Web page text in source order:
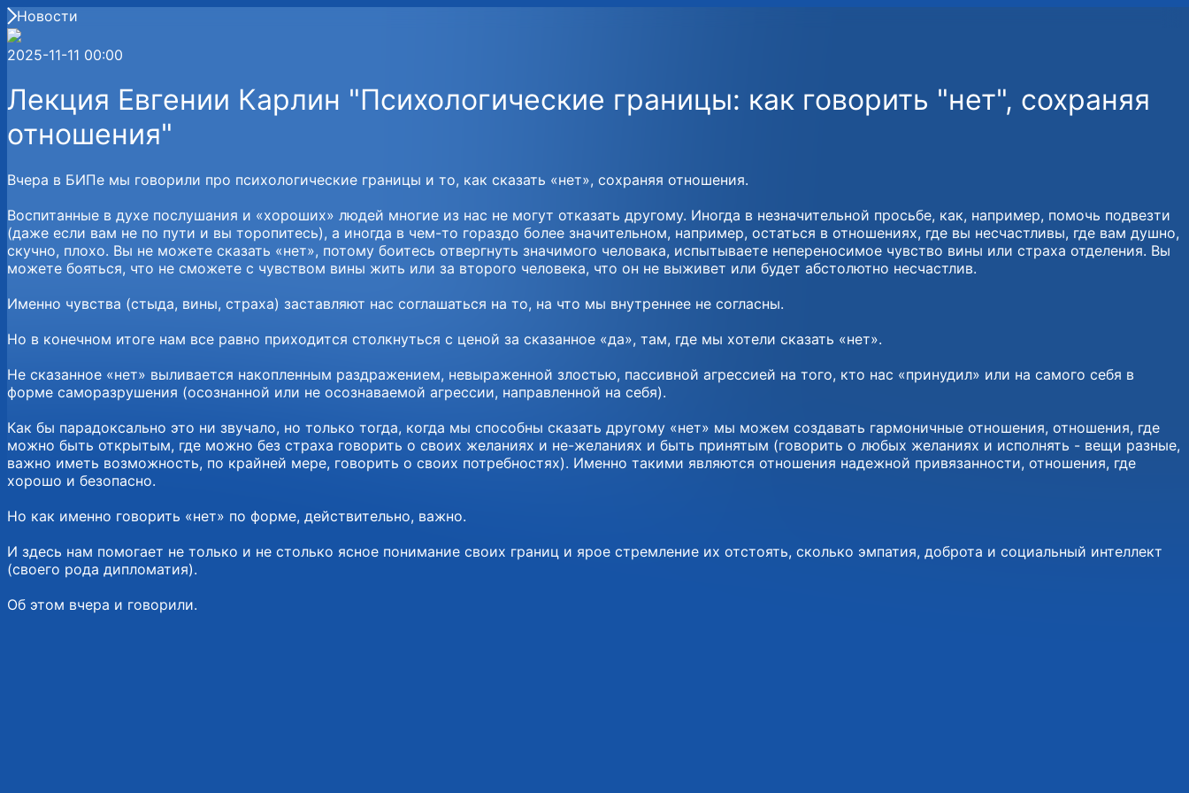
Новости
2025-11-11 00:00
Лекция Евгении Карлин "Психологические границы: как говорить "нет", сохраняя
отношения"
Вчера в БИПе мы говорили про психологические границы и то, как сказать «нет», сохраняя отношения.
Воспитанные в духе послушания и «хороших» людей многие из нас не могут отказать другому. Иногда в незначительной просьбе, как, например, помочь подвезти
(даже если вам не по пути и вы торопитесь), а иногда в чем-то гораздо более значительном, например, остаться в отношениях, где вы несчастливы, где вам душно,
скучно, плохо. Вы не можете сказать «нет», потому боитесь отвергнуть значимого человака, испытываете непереносимое чувство вины или страха отделения. Вы
можете бояться, что не сможете с чувством вины жить или за второго человека, что он не выживет или будет абстолютно несчастлив.
Именно чувства (стыда, вины, страха) заставляют нас соглашаться на то, на что мы внутреннее не согласны.
Но в конечном итоге нам все равно приходится столкнуться с ценой за сказанное «да», там, где мы хотели сказать «нет».
Не сказанное «нет» выливается накопленным раздражением, невыраженной злостью, пассивной агрессией на того, кто нас «принудил» или на самого себя в
форме саморазрушения (осознанной или не осознаваемой агрессии, направленной на себя).
Как бы парадоксально это ни звучало, но только тогда, когда мы способны сказать другому «нет» мы можем создавать гармоничные отношения, отношения, где
можно быть открытым, где можно без страха говорить о своих желаниях и не-желаниях и быть принятым (говорить о любых желаниях и исполнять - вещи разные,
важно иметь возможность, по крайней мере, говорить о своих потребностях). Именно такими являются отношения надежной привязанности, отношения, где
хорошо и безопасно.
Но как именно говорить «нет» по форме, действительно, важно.
И здесь нам помогает не только и не столько ясное понимание своих границ и ярое стремление их отстоять, сколько эмпатия, доброта и социальный интеллект
(своего рода дипломатия).
Об этом вчера и говорили.